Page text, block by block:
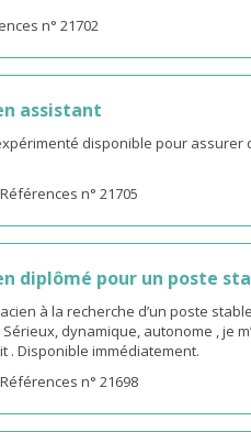
n° 21702
assistant
disponible pour assurer
n° 21705
diplômé pour un poste
à la recherche d’un poste
Sérieux, dynamique, autonome , je
. Disponible immédiatement.
n° 21698